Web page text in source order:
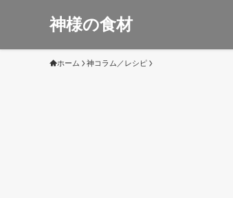
神様の食材
ホーム 神コラム／レシピ